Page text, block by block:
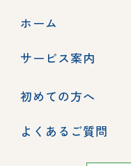
ホーム
サービス案内
初めての方へ
よくあるご質問